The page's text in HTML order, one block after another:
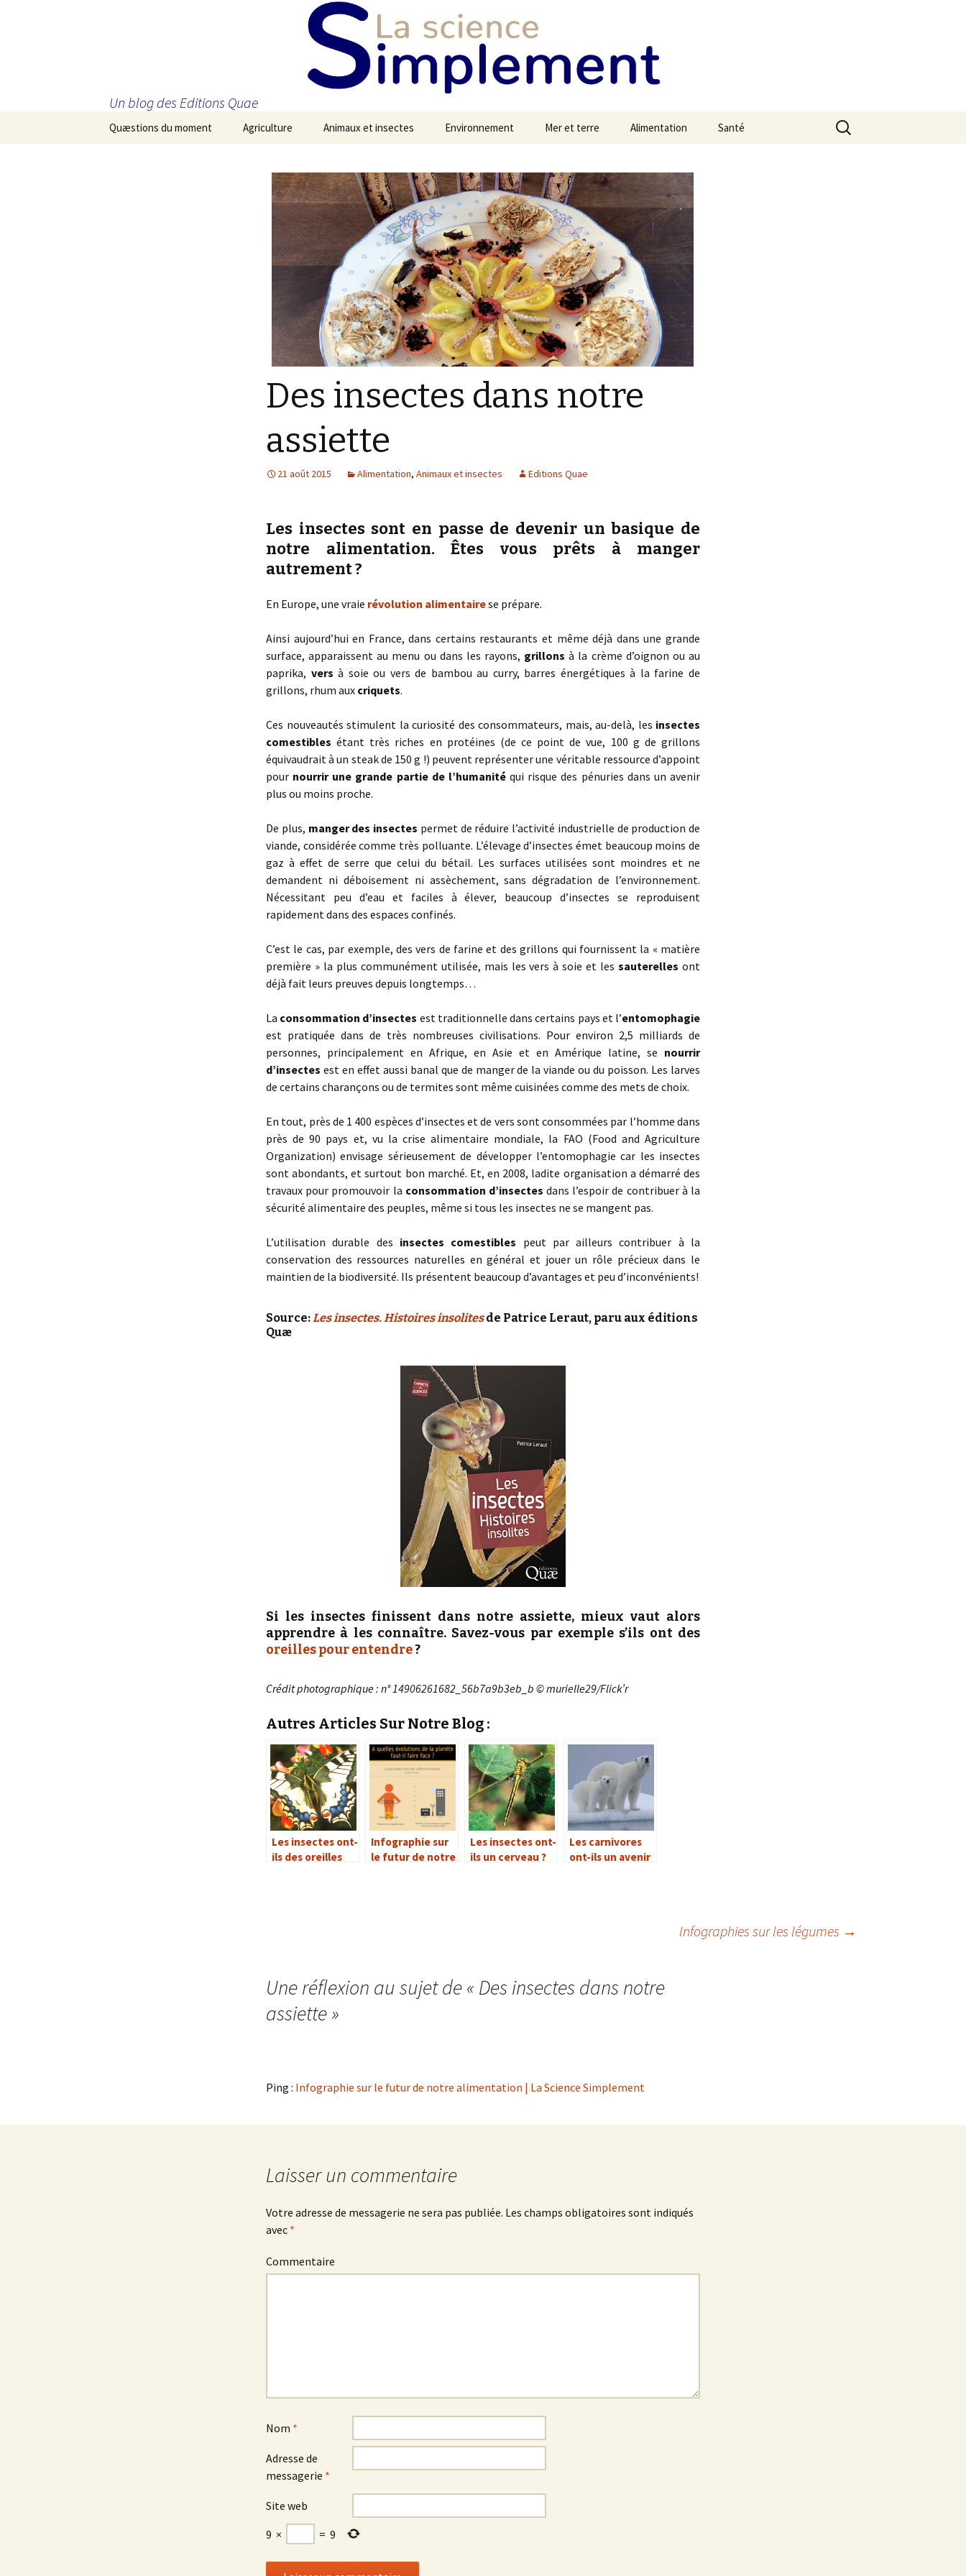
Un blog des Editions Quae
Aller
Quæstions du moment Agriculture Animaux et insectes Environnement Mer et terre Alimentation Santé Rechercher :
Des insectes dans notre
assiette
21 août 2015 Alimentation, Animaux et insectes Editions Quae
Les insectessont en passe de devenir un basique de
notre alimentation. Êtes vous prêts à manger
autrement ?
En Europe, une vraie révolution alimentairese prépare.
Ainsi aujourd’hui en France, dans certains restaurants et même déjà dans une grande
surface, apparaissent au menu ou dans les rayons, grillons à la crème d’oignon ou au
paprika, versà soie ou vers de bambou au curry, barres énergétiques à la farine de
grillons, rhum aux criquets.
Ces nouveautés stimulent la curiosité des consommateurs, mais, au-delà, les insectes
comestibles étant très riches en protéines (de ce point de vue, 100 g de grillons
équivaudrait à un steak de 150 g !) peuvent représenter une véritable ressource d’appoint
pour nourrir une grande partie de l’humanitéqui risque des pénuries dans un avenir
plus ou moins proche.
De plus, manger des insectes permet de réduire l’activité industrielle de production de
viande, considérée comme très polluante. L’élevage d’insec­tes émet beaucoup moins de
gaz à effet de serre que celui du bétail. Les surfaces utilisées sont moindres et ne
demandent ni déboisement ni assèchement, sans dégradation de l’environnement.
Nécessitant peu d’eau et faciles à élever, beaucoup d’insectes se reproduisent
rapidement dans des espaces confinés.
C’est le cas, par exemple, des vers de farine et des grillons qui fournissent la « matière
première » la plus communément utilisée, mais les vers à soie et lessauterelles ont
déjà fait leurs preuves depuis longtemps…
La consommation d’insectes est traditionnelle dans certains pays et l’entomophagie
est pratiquée dans de très nombreuses civilisations. Pour environ 2,5 milliards de
personnes, principalement en Afrique, en Asie et en Amérique latine, se nourrir
d’insectes est en effet aussi banal que de manger de la viande ou du poisson. Les larves
de certains charançons ou de termites sont même cuisinées comme des mets de choix.
En tout, près de 1 400 espèces d’insectes et de vers sont consommées par l’homme dans
près de 90 pays et, vu la crise alimentaire mondiale, la FAO (Food and Agriculture
Organization) envisage sérieusement de développer l’entomophagie car les insectes
sont abondants, et surtout bon marché. Et, en 2008, ladite organisation a démarré des
travaux pour promouvoir la consom­mation d’insectes dans l’espoir de contribuer à la
sécurité alimentaire des peuples, même si tous les insectes ne se mangent pas.
L’utilisation durable des insectes comestibles peut par ailleurs contribuer à la
conservation des ressources naturelles en général et jouer un rôle précieux dans le
maintien de la biodiversité. Ils présentent beaucoup d’avantages et peu d’inconvénients!
Source:Les insectes. Histoires insolitesde Patrice Leraut, paru aux éditions
Quæ
Si les insectes finissent dans notre assiette, mieux vaut alors
apprendre à les connaître. Savez-vous par exemple s’ils ont des
oreilles pour entendre?
Crédit photographique : n° 14906261682_56b7a9b3eb_b © murielle29/Flick’r
Autres Articles Sur Notre Blog :
Les insectes ont-
ils des oreilles
Infographie sur
le futur de notre
Les insectes ont-
ils un cerveau ?
Les carnivores
ont-ils un avenir
Infographies sur les légumes →
Une réflexion au sujet de « Des insectes dans notre
assiette»
Ping : Infographie sur le futur de notre alimentation | La Science Simplement
Laisser un commentaire
Votre adresse de messagerie ne sera pas publiée. Les champs obligatoires sont indiqués
avec *
Commentaire
Nom *
Adresse de
messagerie *
Site web
9 × = 9